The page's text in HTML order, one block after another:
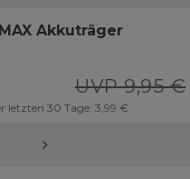
Akkuträger
UVP 9,95 €
letzten 30 Tage: 3,99 €